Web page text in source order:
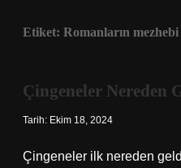
Etiket: Romanların
Çingeneler Nereden
Tarih: Ekim 18, 2024
Çingeneler ilk nereden